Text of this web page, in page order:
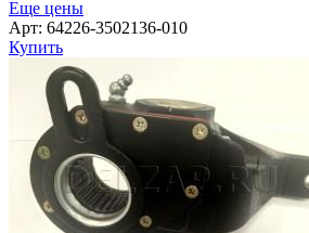
Еще цены
Арт: 64226-3502136-010
Купить